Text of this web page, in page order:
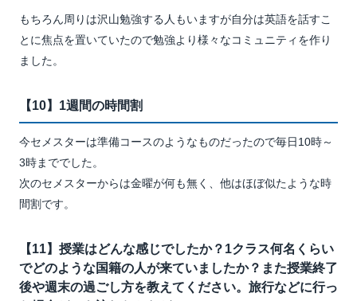
もちろん周りは沢山勉強する人もいますが自分は英語を話すこ
とに焦点を置いていたので勉強より様々なコミュニティを作り
ました。
【10】1週間の時間割
今セメスターは準備コースのようなものだったので毎日10時～
3時まででした。
次のセメスターからは金曜が何も無く、他はほぼ似たような時
間割です。
【11】授業はどんな感じでしたか？1クラス何名くらい
でどのような国籍の人が来ていましたか？また授業終了
後や週末の過ごし方を教えてください。旅行などに行っ